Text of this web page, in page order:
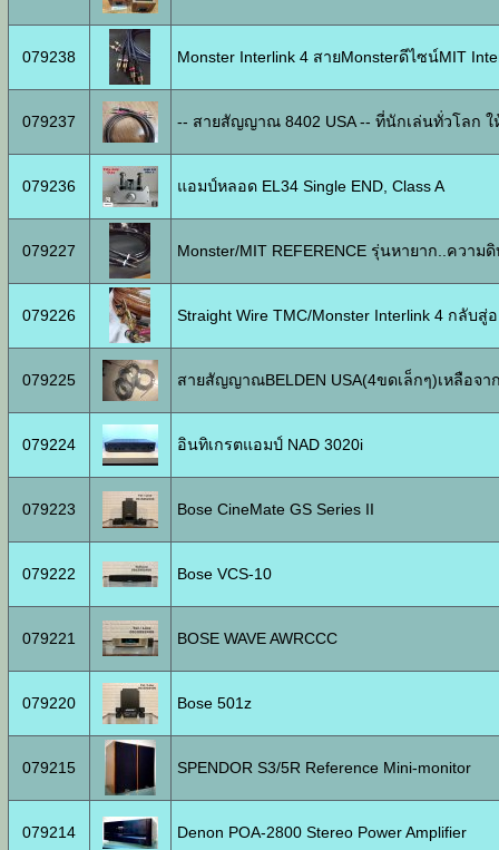
079238 Monster Interlink 4 สายMonsterดีไซน์MIT
079237 -- สายสัญญาณ 8402 USA -- ที่นักเล่นทั่วโลก ใ
079236 แอมป์หลอด EL34 Single END, Class A
079227 Monster/MIT REFERENCE รุ่นหายาก..ความ
079226 Straight Wire TMC/Monster Interlink 4 กลับ
079225 สายสัญญาณBELDEN USA(4ขดเล็กๆ)เหลือจา
079224 อินทิเกรตแอมป์ NAD 3020i
079223 Bose CineMate GS Series II
079222 Bose VCS-10
079221 BOSE WAVE AWRCCC
079220 Bose 501z
079215 SPENDOR S3/5R Reference Mini-monitor
079214 Denon POA-2800 Stereo Power Amplifier